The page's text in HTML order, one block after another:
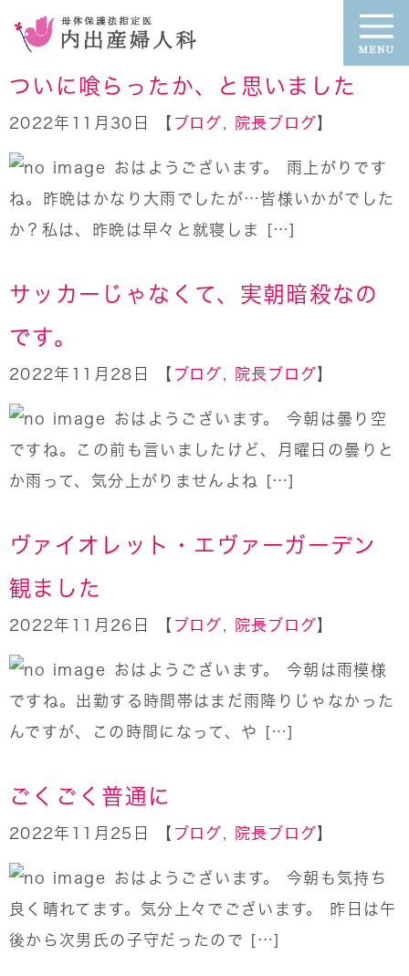
ついに喰らったか、と思いました
2022年11月30日 【 ブログ 院長ブログ】
おはようございます。 雨上がりです
ね。昨晩はかなり大雨でしたが…皆様いかがでした
か？私は、昨晩は早々と就寝しま […]
サッカーじゃなくて、実朝暗殺なの
です。
2022年11月28日 【 ブログ 院長ブログ】
おはようございます。 今朝は曇り空
ですね。この前も言いましたけど、月曜日の曇りと
か雨って、気分上がりませんよね […]
ヴァイオレット・エヴァーガーデン
観ました
2022年11月26日 【 ブログ 院長ブログ】
おはようございます。 今朝は雨模様
ですね。出勤する時間帯はまだ雨降りじゃなかった
んですが、この時間になって、や […]
ごくごく普通に
2022年11月25日 【 ブログ 院長ブログ】
おはようございます。 今朝も気持ち
良く晴れてます。気分上々でございます。 昨日は午
後から次男氏の子守だったので […]